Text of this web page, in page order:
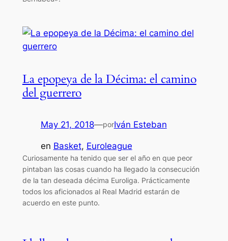
La epopeya de la Décima: el camino
del guerrero
May 21, 2018—porIván Esteban
en Basket, Euroleague
Curiosamente ha tenido que ser el año en que peor
pintaban las cosas cuando ha llegado la consecución
de la tan deseada décima Euroliga. Prácticamente
todos los aficionados al Real Madrid estarán de
acuerdo en este punto.